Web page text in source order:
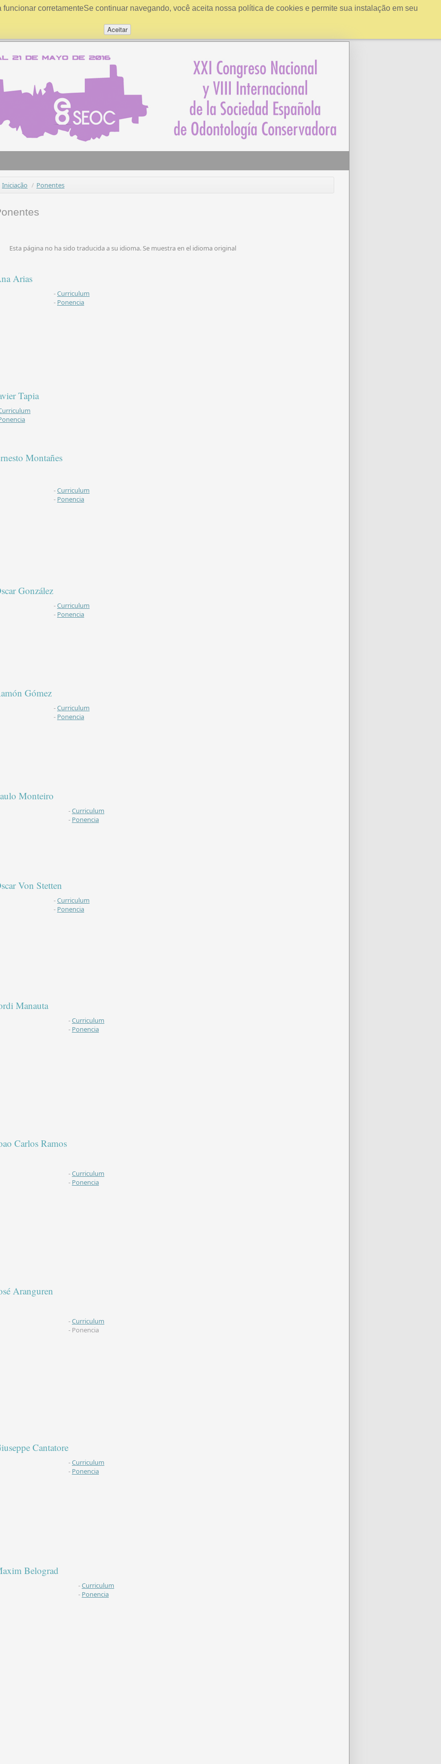
corretamenteSe continuar navegando, você aceita nossa política de cookies e permite sua instalação em seu
Aceitar
Iniciação / Ponentes
Esta página no ha sido traducida a su idioma. Se muestra en el idioma original
Arias
-Curriculum
- Ponencia
Tapia
Montañes
-Curriculum
- Ponencia
González
-Curriculum
- Ponencia
Gómez
-Curriculum
- Ponencia
Monteiro
-Curriculum
- Ponencia
Von Stetten
-Curriculum
- Ponencia
Manauta
-Curriculum
- Ponencia
Carlos Ramos
-Curriculum
- Ponencia
Aranguren
-Curriculum
- Ponencia
Cantatore
-Curriculum
- Ponencia
Belograd
-Curriculum
- Ponencia